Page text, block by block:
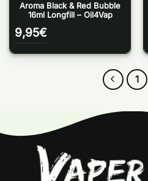
Aroma Black & Red Bubble
16ml Longfill – Oil4Vap
9,95€
1